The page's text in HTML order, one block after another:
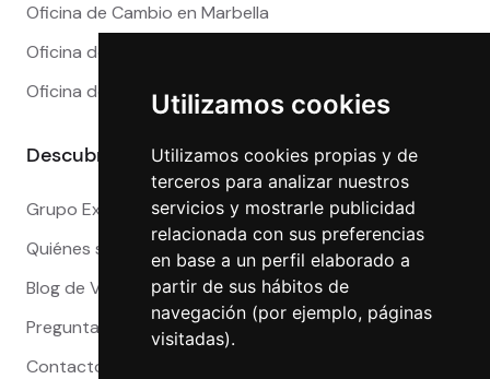
Utilizamos cookies
Utilizamos cookies propias y de
terceros para analizar nuestros
servicios y mostrarle publicidad
relacionada con sus preferencias
en base a un perfil elaborado a
partir de sus hábitos de
navegación (por ejemplo, páginas
visitadas).
Oficina de Cambio en Marbella
Oficina de Cambio en Sevilla
Oficina de Cambio en Valencia
Descubre más
Grupo Exact
Quiénes somos
Blog de Viajeros
Preguntas Frecuentes
Contacto